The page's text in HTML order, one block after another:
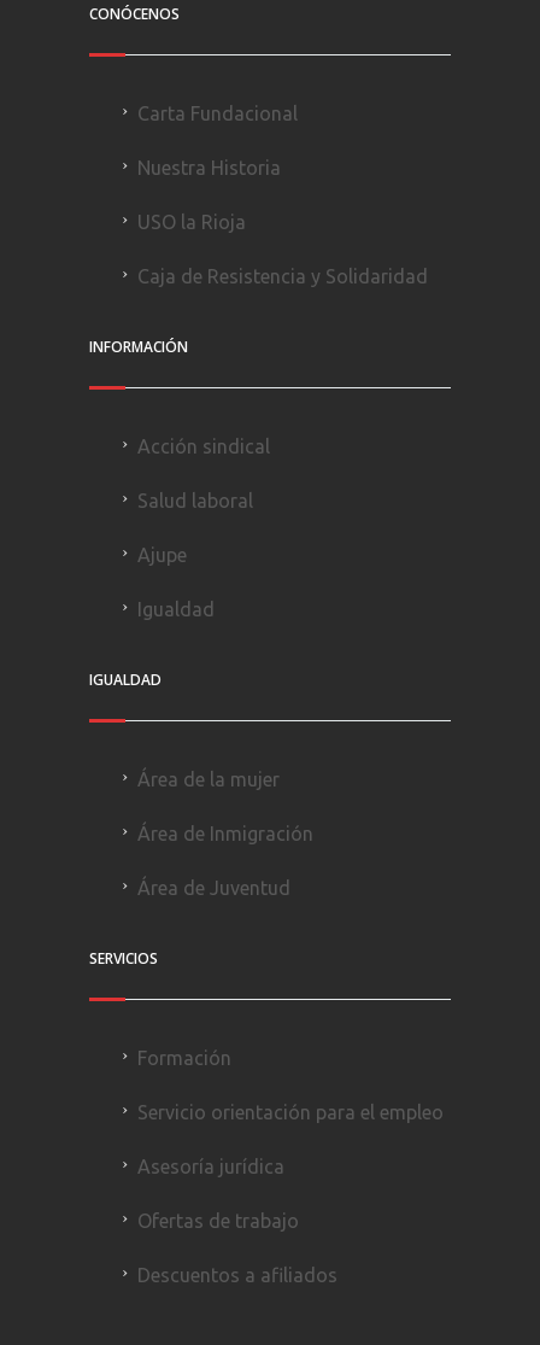
CONÓCENOS
Carta Fundacional
Nuestra Historia
USO la Rioja
Caja de Resistencia y Solidaridad
INFORMACIÓN
Acción sindical
Salud laboral
Ajupe
Igualdad
IGUALDAD
Área de la mujer
Área de Inmigración
Área de Juventud
SERVICIOS
Formación
Servicio orientación para el empleo
Asesoría jurídica
Ofertas de trabajo
Descuentos a afiliados